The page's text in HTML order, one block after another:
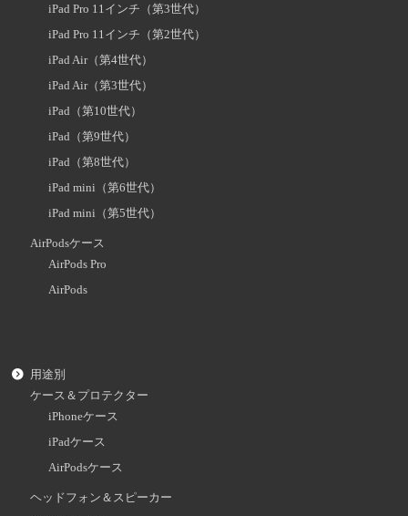
iPad Pro 11インチ（第3世代）
iPad Pro 11インチ（第2世代）
iPad Air（第4世代）
iPad Air（第3世代）
iPad（第10世代）
iPad（第9世代）
iPad（第8世代）
iPad mini（第6世代）
iPad mini（第5世代）
AirPodsケース
AirPods Pro
AirPods
用途別
ケース＆プロテクター
iPhoneケース
iPadケース
AirPodsケース
ヘッドフォン＆スピーカー